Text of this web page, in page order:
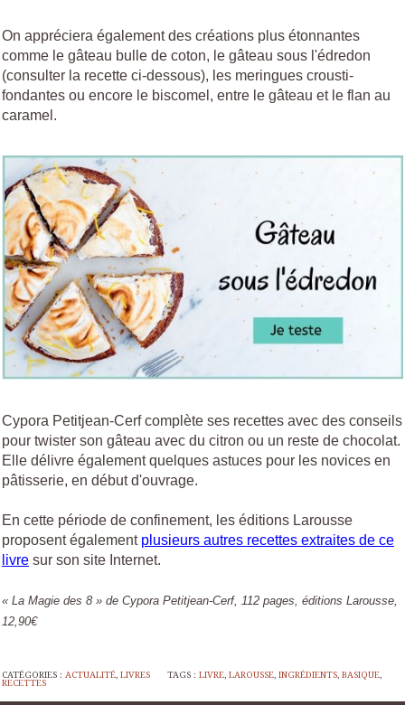
On appréciera également des créations plus étonnantes
comme le gâteau bulle de coton, le gâteau sous l'édredon
(consulter la recette ci-dessous), les meringues crousti-
fondantes ou encore le biscomel, entre le gâteau et le flan au
caramel.
Cypora Petitjean-Cerf complète ses recettes avec des conseils
pour twister son gâteau avec du citron ou un reste de chocolat.
Elle délivre également quelques astuces pour les novices en
pâtisserie, en début d'ouvrage.
En cette période de confinement, les éditions Larousse
proposent également plusieurs autres recettes extraites de ce
livre sur son site Internet.
« La Magie des 8 » de Cypora Petitjean-Cerf, 112 pages, éditions Larousse,
12,90€
CATÉGORIES : ACTUALITÉ LIVRES TAGS :LIVRE ,LAROUSSE ,INGRÉDIENTS ,BASIQUE
RECETTES